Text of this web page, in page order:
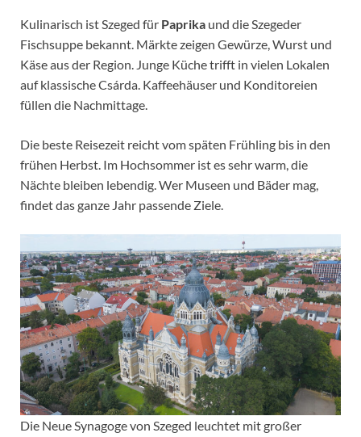
Kulinarisch ist Szeged für Paprika und die Szegeder
Fischsuppe bekannt. Märkte zeigen Gewürze, Wurst und
Käse aus der Region. Junge Küche trifft in vielen Lokalen
auf klassische Csárda. Kaffeehäuser und Konditoreien
füllen die Nachmittage.
Die beste Reisezeit reicht vom späten Frühling bis in den
frühen Herbst. Im Hochsommer ist es sehr warm, die
Nächte bleiben lebendig. Wer Museen und Bäder mag,
findet das ganze Jahr passende Ziele.
Die Neue Synagoge von Szeged leuchtet mit großer